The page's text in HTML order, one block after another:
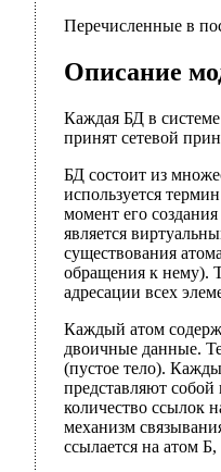
Перечисленные в
Описание
Каждая БД в
принят сетевой
БД состоит из
используется
момент его
является
существования
обращения к нему).
адресации всех
Каждый атом
двоичные данные.
(пустое тело).
представляют
количество ссылок
механизм
ссылается на атом Б,